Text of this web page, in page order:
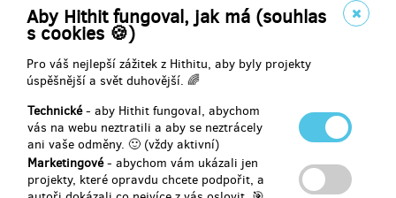
Aby Hithit fungoval, jak má (souhlas
s cookies 🍪)
Pro váš nejlepší zážitek z Hithitu, aby byly projekty
úspěšnější a svět duhovější. 🌈
Technické- aby Hithit fungoval, abychom
vás na webu neztratili a aby se neztrácely
ani vaše odměny. 🙂 (vždy aktivní)
Marketingové- abychom vám ukázali jen
projekty, které opravdu chcete podpořit, a
Doručení odměny: nespecifikováno
prodáno 0
Firemní lekce pro zaměstnance
Čistá mysl, lepší výkon. Podpoř dobrou náladu a zdraví svých